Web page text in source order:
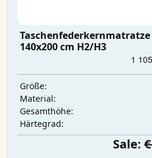
Taschenfederkernmatratze
140x200 cm H2/H3
Größe:
Material:
Gesamthöhe:
Härtegrad:
Sale: